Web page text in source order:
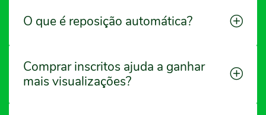
O que é reposição automática?
Comprar inscritos ajuda a ganhar
mais visualizações?